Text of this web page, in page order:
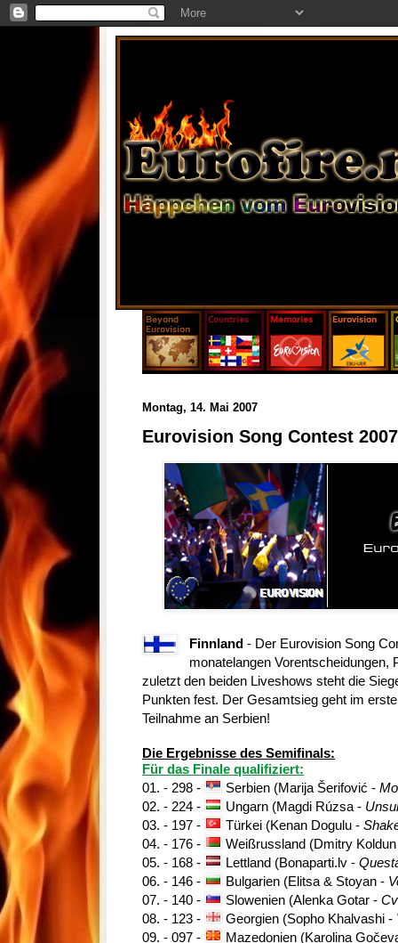
Montag, 14. Mai 2007
Eurovision Song Contest
Finnland - Der Eurovision Song
monatelangen Vorentscheidungen,
zuletzt den beiden Liveshows steht die
Punkten fest. Der Gesamtsieg geht im
Teilnahme an Serbien!
Die Ergebnisse des Semifinals:
Für das Finale qualifiziert:
01. - 298 -
Serbien (Marija Šerifović -
02. - 224 -
Ungarn (Magdi Rúzsa -
03. - 197 -
Türkei (Kenan Dogulu -
04. - 176 -
Weißrussland (Dmitry
05. - 168 -
Lettland (Bonaparti.lv -
06. - 146 -
Bulgarien (Elitsa & Stoyan -
07. - 140 -
Slowenien (Alenka Gotar -
08. - 123 -
Georgien (Sopho Khalvashi -
09. - 097 -
Mazedonien (Karolina